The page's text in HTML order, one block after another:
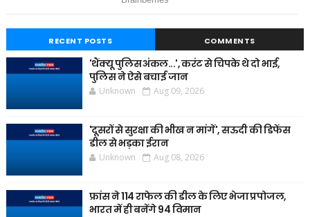
RECENT POSTS COMMENTS
'थैंक्यू पुलिस अंकल...', करंट से चिपके थे दो भाई,
पुलिस ने ऐसे बचाई जान
Unknown Aug 09, 2026
'दूसरों से सुरक्षा की भीख न मांगें', सऊदी की डिफेंस
डील से भड़का ईरान
Unknown Aug 08, 2026
फ्रांस ने 114 राफेल की डील के लिए भेजा प्रपोजल,
भारत में ही बनेंगे 94 विमान